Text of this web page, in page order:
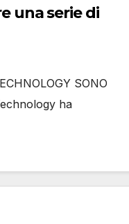
una serie di
SONO
ha